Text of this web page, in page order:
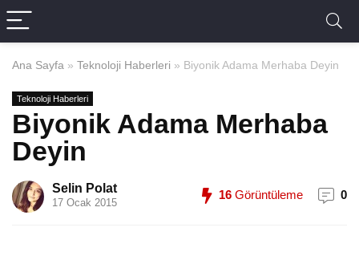
Ana Sayfa » Teknoloji Haberleri » Biyonik Adama Merhaba Deyin
Teknoloji Haberleri
Biyonik Adama Merhaba
Deyin
Selin Polat
17 Ocak 2015
16 Görüntüleme 0